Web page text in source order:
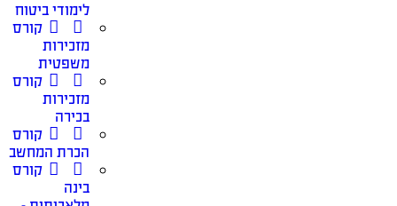
לימודי ביטוח
קורס
מזכירות
משפטית
קורס
מזכירות
בכירה
קורס
הכרת המחשב
קורס
בינה